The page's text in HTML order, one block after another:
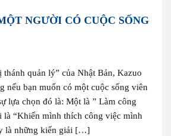
NGƯỜI CÓ CUỘC SỐNG
quản lý” của Nhật Bản, Kazuo
nếu bạn muốn có một cuộc sống viên
lựa chọn đó là: Một là ” Làm công
là “Khiến mình thích công việc mình
là những kiến giải […]